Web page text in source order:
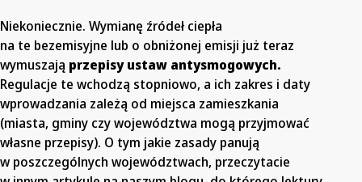
Niekoniecznie. Wymianę źródeł ciepła
na te bezemisyjne lub o obniżonej emisji już teraz
wymuszają przepisy ustaw antysmogowych.
Regulacje te wchodzą stopniowo, a ich zakres i daty
wprowadzania zależą od miejsca zamieszkania
(miasta, gminy czy województwa mogą przyjmować
własne przepisy). O tym jakie zasady panują
w poszczególnych województwach, przeczytacie